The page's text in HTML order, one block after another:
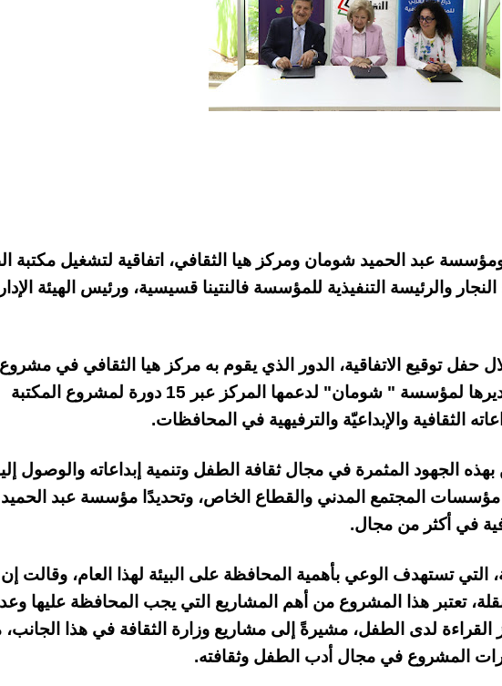
ومؤسسة عبد الحميد شومان ومركز هيا الثقافي، اتفاقية لتشغيل مكتبة
والرئيسة التنفيذية للمؤسسة فالنتينا قسيسية، ورئيس الهيئة
حفل توقيع الاتفاقية، الدور الذي يقوم به مركز هيا الثقافي في مشروع
مكتبه الطفل المتنقلة، معربةً عن تقديرها لمؤسسة " شومان" لدعمها المركز عبر 15 دورة لمشروع المكتبة
الثقافية والإبداعيّة والترفيهية في المحافظات.
بهذه الجهود المثمرة في مجال ثقافة الطفل وتنمية إبداعاته والوصول
المجتمع المدني والقطاع الخاص، وتحديدًا مؤسسة عبد الحميد
في أكثر من مجال.
التي تستهدف الوعي بأهمية المحافظة على البيئة لهذا العام، وقالت إن
تعتبر هذا المشروع من أهم المشاريع التي يجب المحافظة عليها
القراءة لدى الطفل، مشيرةً إلى مشاريع وزارة الثقافة في هذا الجانب،
المشروع في مجال أدب الطفل وثقافته.